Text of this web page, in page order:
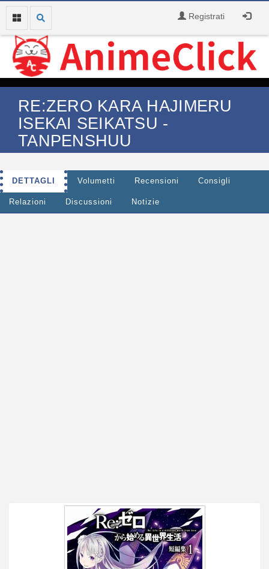
Registrati
RE:ZERO KARA HAJIMERU
ISEKAI SEIKATSU -
TANPENSHUU
DETTAGLI Volumetti Recensioni Consigli
Relazioni Discussioni Notizie